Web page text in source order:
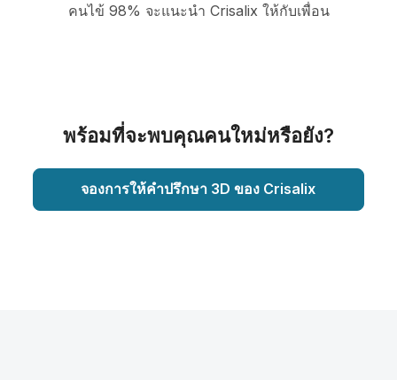
คนไข้ 98% จะแนะนำ Crisalix ให้กับเพื่อน
พร้อมที่จะพบคุณคนใหม่หรือยัง?
จองการให้คำปรึกษา 3D ของ Crisalix